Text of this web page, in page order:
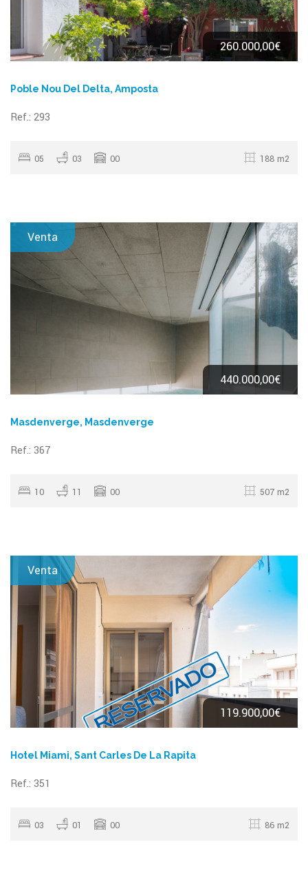
260.000,00€
Poble Nou Del Delta, Amposta
Ref.: 293
05 03 00 188 m2
Venta
440.000,00€
Masdenverge, Masdenverge
Ref.: 367
10 11 00 507 m2
Venta
119.900,00€
Hotel Miami, Sant Carles De La Rapita
Ref.: 351
03 01 00 86 m2